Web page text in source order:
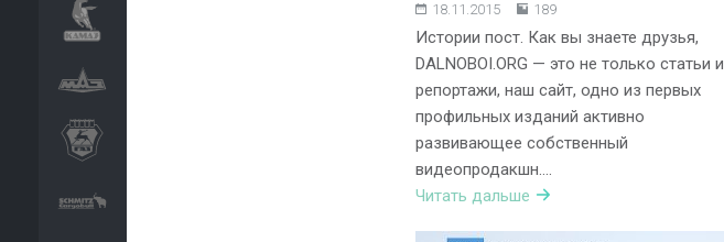
18.11.2015 189
Истории пост. Как вы знаете друзья,
DALNOBOI.ORG — это не только статьи и
репортажи, наш сайт, одно из первых
профильных изданий активно
развивающее собственный
видеопродакшн….
Читать дальше